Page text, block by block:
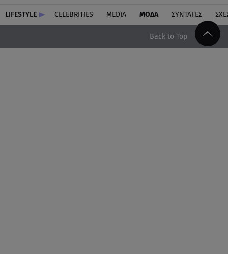
LIFESTYLE CELEBRITIES MEDIA ΜΟΔΑ ΣΥΝΤΑΓΕΣ
Back to Top